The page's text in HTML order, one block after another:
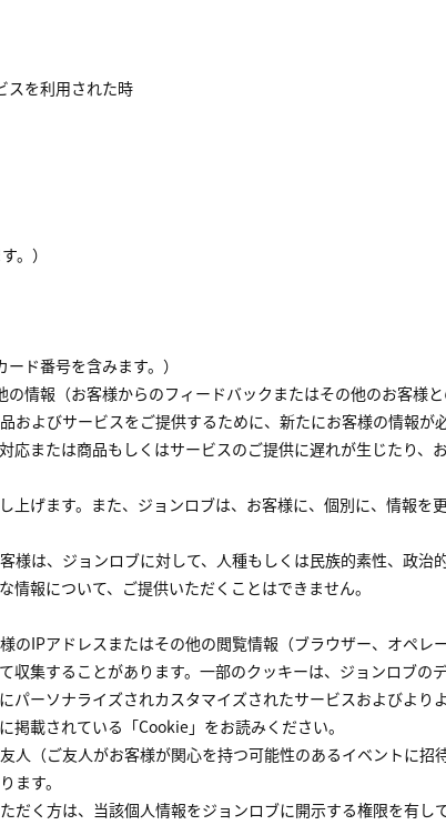
スを利用された時
。）
ド番号を含みます。）
情報（お客様からのフィードバックまたはその他のお客様と
よびサービスをご提供するために、新たにお客様の情報が
または商品もしくはサービスのご提供に遅れが生じたり、
げます。また、ジョンロブは、お客様に、個別に、情報を
は、ジョンロブに対して、人種もしくは民族的素性、政治
報について、ご提供いただくことはできません。
IPアドレスまたはその他の閲覧情報（ブラウザー、オペレ
集することがあります。一部のクッキーは、ジョンロブの
ーソナライズされカスタマイズされたサービスおよびより
載されている「Cookie」をお読みください。
（ご友人がお客様が関心を持つ可能性のあるイベントに招
ます。
く方は、当該個人情報をジョンロブに開示する権限を有し